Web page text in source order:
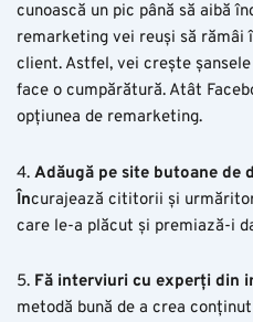
cunoască un pic până să aibă
remarketing vei reuși să
client. Astfel, vei crește
face o cumpărătură. Atât
opțiunea de remarketing.
4. Adăugă pe site butoane de
Încurajează cititorii și
care le-a plăcut și premiază-i
5. Fă interviuri cu experți din
metodă bună de a crea